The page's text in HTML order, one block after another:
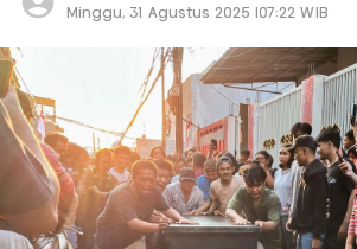
Minggu, 31 Agustus 2025 |07:22 WIB